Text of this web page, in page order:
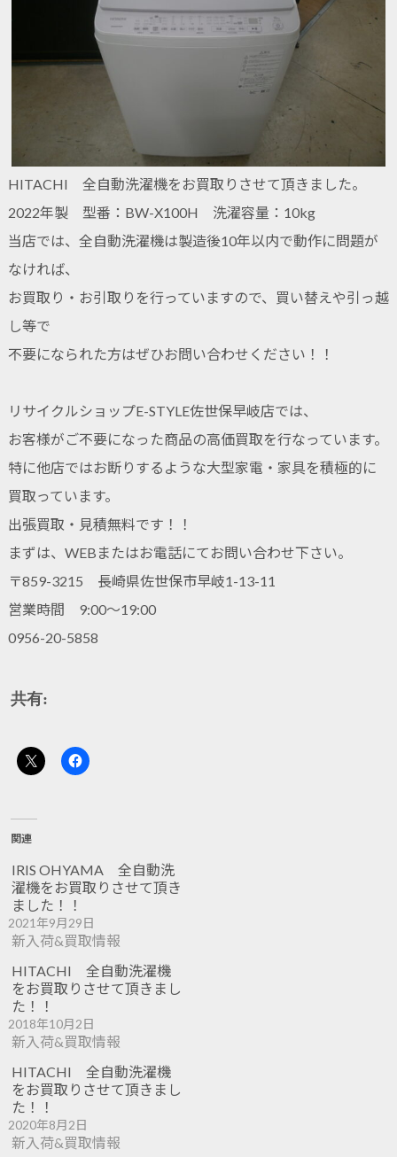
HITACHI 全自動洗濯機をお買取りさせて頂きました。
2022年製 型番：BW-X100H 洗濯容量：10kg
当店では、全自動洗濯機は製造後10年以内で動作に問題が
なければ、
お買取り・お引取りを行っていますので、買い替えや引っ越
し等で
不要になられた方はぜひお問い合わせください！！
リサイクルショップE-STYLE佐世保早岐店では、
お客様がご不要になった商品の高価買取を行なっています。
特に他店ではお断りするような大型家電・家具を積極的に
買取っています。
出張買取・見積無料です！！
まずは、WEBまたはお電話にてお問い合わせ下さい。
〒859-3215 長崎県佐世保市早岐1-13-11
営業時間 9:00～19:00
0956-20-5858
共有:
関連
IRIS OHYAMA 全自動洗
濯機をお買取りさせて頂き
ました！！
2021年9月29日
新入荷&買取情報
HITACHI 全自動洗濯機
をお買取りさせて頂きまし
た！！
2018年10月2日
新入荷&買取情報
HITACHI 全自動洗濯機
をお買取りさせて頂きまし
た！！
2020年8月2日
新入荷&買取情報